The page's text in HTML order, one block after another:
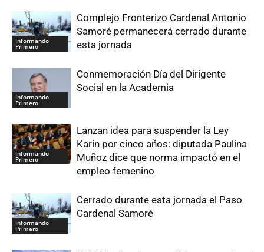
Informando
Primero
Complejo Fronterizo Cardenal Antonio
Samoré permanecerá cerrado durante
esta jornada
Informando
Primero
Conmemoración Día del Dirigente
Social en la Academia
Informando
Primero
Lanzan idea para suspender la Ley
Karin por cinco años: diputada Paulina
Muñoz dice que norma impactó en el
empleo femenino
Informando
Primero
Cerrado durante esta jornada el Paso
Cardenal Samoré